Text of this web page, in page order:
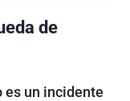
de
es un incidente